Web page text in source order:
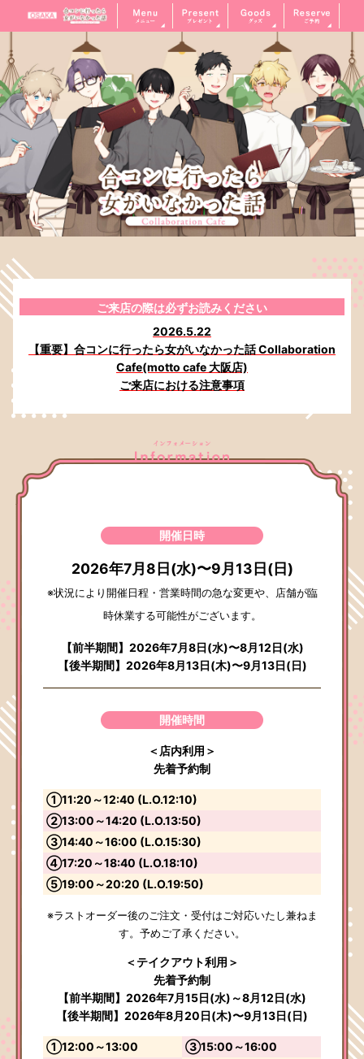
ご来店の際は必ずお読みください
2026.5.22
【重要】合コンに行ったら女がいなかった話 Collaboration
Cafe(motto cafe 大阪店)
ご来店における注意事項
開催日時
2026年7月8日(水)〜9月13日(日)
※状況により開催日程・営業時間の急な変更や、店舗が臨
時休業する可能性がございます。
【前半期間】2026年7月8日(水)〜8月12日(水)
【後半期間】2026年8月13日(木)〜9月13日(日)
開催時間
＜店内利用＞
先着予約制
①11:20～12:40 (L.O.12:10)
②13:00～14:20 (L.O.13:50)
③14:40～16:00 (L.O.15:30)
④17:20～18:40 (L.O.18:10)
⑤19:00～20:20 (L.O.19:50)
※ラストオーダー後のご注文・受付はご対応いたし兼ねま
す。予めご了承ください。
＜テイクアウト利用＞
先着予約制
【前半期間】2026年7月15日(水)～8月12日(水)
【後半期間】2026年8月20日(木)〜9月13日(日)
①12:00～13:00
③15:00～16:00